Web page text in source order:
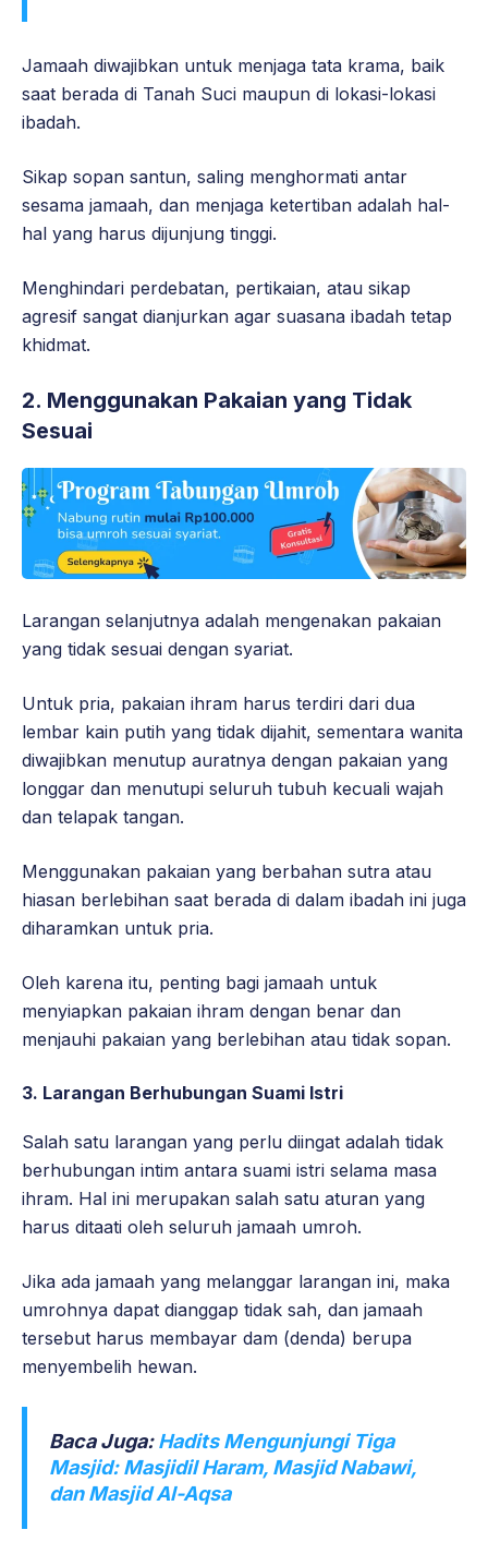
Jamaah diwajibkan untuk menjaga tata krama, baik
saat berada di Tanah Suci maupun di lokasi-lokasi
ibadah.
Sikap sopan santun, saling menghormati antar
sesama jamaah, dan menjaga ketertiban adalah hal-
hal yang harus dijunjung tinggi.
Menghindari perdebatan, pertikaian, atau sikap
agresif sangat dianjurkan agar suasana ibadah tetap
khidmat.
2. Menggunakan Pakaian yang Tidak
Sesuai
Larangan selanjutnya adalah mengenakan pakaian
yang tidak sesuai dengan syariat.
Untuk pria, pakaian ihram harus terdiri dari dua
lembar kain putih yang tidak dijahit, sementara wanita
diwajibkan menutup auratnya dengan pakaian yang
longgar dan menutupi seluruh tubuh kecuali wajah
dan telapak tangan.
Menggunakan pakaian yang berbahan sutra atau
hiasan berlebihan saat berada di dalam ibadah ini juga
diharamkan untuk pria.
Oleh karena itu, penting bagi jamaah untuk
menyiapkan pakaian ihram dengan benar dan
menjauhi pakaian yang berlebihan atau tidak sopan.
3. Larangan Berhubungan Suami Istri
Salah satu larangan yang perlu diingat adalah tidak
berhubungan intim antara suami istri selama masa
ihram. Hal ini merupakan salah satu aturan yang
harus ditaati oleh seluruh jamaah umroh.
Jika ada jamaah yang melanggar larangan ini, maka
umrohnya dapat dianggap tidak sah, dan jamaah
tersebut harus membayar dam (denda) berupa
menyembelih hewan.
Baca Juga:Hadits Mengunjungi Tiga
Masjid: Masjidil Haram, Masjid Nabawi,
dan Masjid Al-Aqsa